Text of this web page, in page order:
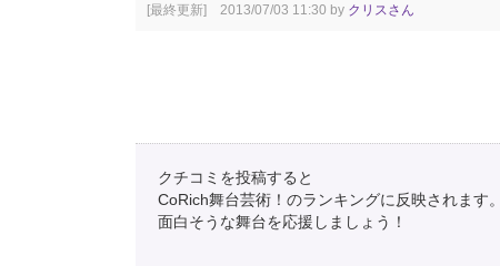
[最終更新] 2013/07/03 11:30 by クリスさん
クチコミを投稿すると
CoRich舞台芸術！のランキングに反映されます。
面白そうな舞台を応援しましょう！